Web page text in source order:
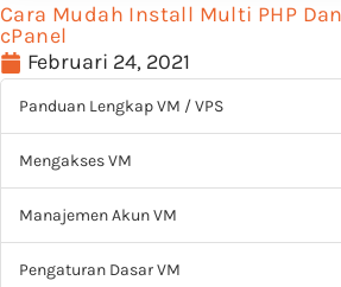
Cara Mudah Install Multi PHP
cPanel
Februari 24, 2021
Panduan Lengkap VM / VPS
Mengakses VM
Manajemen Akun VM
Pengaturan Dasar VM